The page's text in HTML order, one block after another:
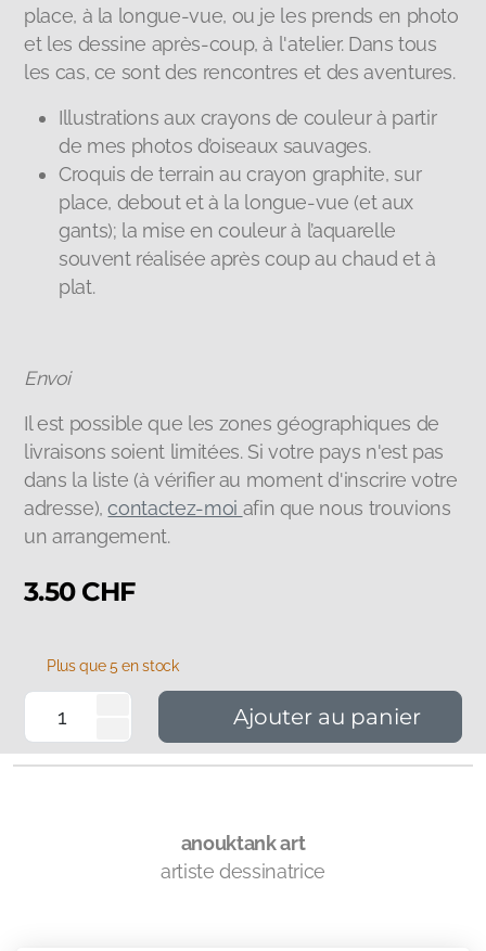
place, à la longue-vue, ou je les prends en photo
et les dessine après-coup, à l'atelier. Dans tous
les cas, ce sont des rencontres et des aventures.
Illustrations aux crayons de couleur à partir
de mes photos d’oiseaux sauvages.
Croquis de terrain au crayon graphite, sur
place, debout et à la longue-vue (et aux
gants); la mise en couleur à l’aquarelle
souvent réalisée après coup au chaud et à
plat.
Envoi
Il est possible que les zones géographiques de
livraisons soient limitées. Si votre pays n'est pas
dans la liste (à vérifier au moment d'inscrire votre
adresse),contactez-moi afin que nous trouvions
un arrangement.
3.50CHF
Plus que 5 en stock
Ajouter au panier
anouktank art
artiste dessinatrice